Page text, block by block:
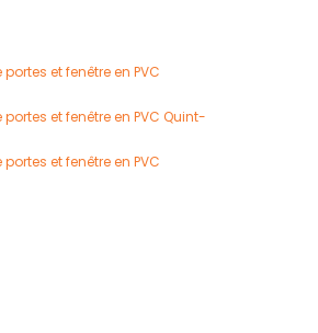
et fenêtre en PVC
et fenêtre en PVC Quint-
et fenêtre en PVC